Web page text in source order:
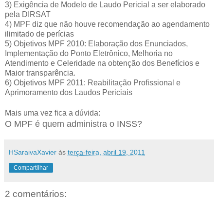
3) Exigência de Modelo de Laudo Pericial a ser elaborado
pela DIRSAT
4) MPF diz que não houve recomendação ao agendamento
ilimitado de perícias
5) Objetivos MPF 2010: Elaboração dos Enunciados,
Implementação do Ponto Eletrônico, Melhoria no
Atendimento e Celeridade na obtenção dos Benefícios e
Maior transparência.
6) Objetivos MPF 2011: Reabilitação Profissional e
Aprimoramento dos Laudos Periciais
Mais uma vez fica a dúvida:
O MPF é quem administra o INSS?
HSaraivaXavier às terça-feira, abril 19, 2011
Compartilhar
2 comentários: